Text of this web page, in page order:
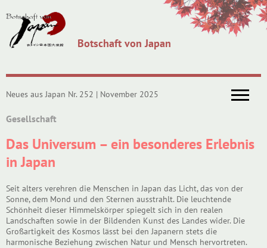
Botschaft von Japan
Neues aus Japan Nr. 252 | November 2025
Gesellschaft
Das Universum – ein besonderes Erlebnis
in Japan
Seit alters verehren die Menschen in Japan das Licht, das von der
Sonne, dem Mond und den Sternen ausstrahlt. Die leuchtende
Schönheit dieser Himmelskörper spiegelt sich in den realen
Landschaften sowie in der Bildenden Kunst des Landes wider. Die
Großartigkeit des Kosmos lässt bei den Japanern stets die
harmonische Beziehung zwischen Natur und Mensch hervortreten.